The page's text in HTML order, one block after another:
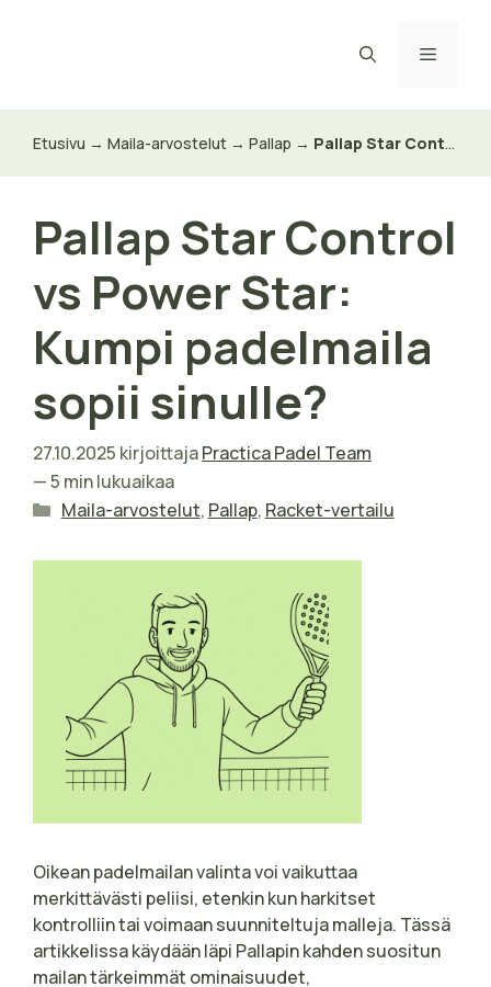
Valikko
Etusivu → Maila-arvostelut → Pallap → Pallap Star Control vs Power Star: Kumpi padelmaila sopii sinulle?
Pallap Star Control
vs Power Star:
Kumpi padelmaila
sopii sinulle?
27.10.2025 kirjoittajaPractica Padel Team
— 5 min lukuaikaa
Kategoriat
Maila-arvostelut, Pallap, Racket-vertailu
Oikean padelmailan valinta voi vaikuttaa
merkittävästi peliisi, etenkin kun harkitset
kontrolliin tai voimaan suunniteltuja malleja. Tässä
artikkelissa käydään läpi Pallapin kahden suositun
mailan tärkeimmät ominaisuudet,